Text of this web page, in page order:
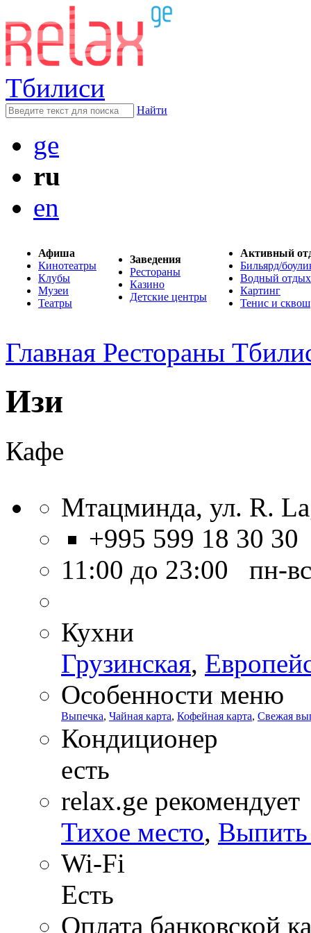
Тбилиси
Найти
ge
ru
en
Афиша
Кинотеатры
Клубы
Музеи
Театры
Заведения
Рестораны
Казино
Детские центры
Активный
Бильярд/
Водный отдых
Картинг
Тенис и сквош
Главная Рестораны
Изи
Кафе
Мтацминда, ул. R.
+995 599 18 30 30
11:00 до 23:00 пн-вс
Кухни
Грузинская,
Особенности меню
Выпечка, Чайная карта, Кофейная карта, Свежая
Кондиционер
есть
relax.ge рекомендует
Тихое место, Выпить
Wi-Fi
Есть
Оплата банковской